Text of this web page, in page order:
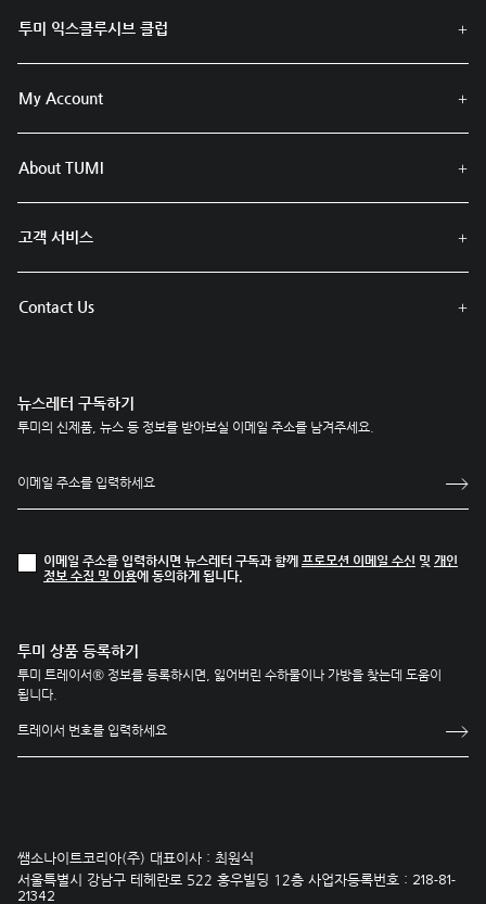
투미 익스클루시브 클럽
My Account
About TUMI
고객 서비스
Contact Us
뉴스레터 구독하기
투미의 신제품, 뉴스 등 정보를 받아보실 이메일 주소를 남겨주세요.
이메일 주소를 입력하시면 뉴스레터 구독과 함께 프로모션 이메일 수신 및 개인
정보 수집 및 이용에 동의하게 됩니다.
투미 상품 등록하기
투미 트레이서® 정보를 등록하시면, 잃어버린 수하물이나 가방을 찾는데 도움이
됩니다.
쌤소나이트코리아(주) 대표이사 : 최원식
서울특별시 강남구 테헤란로 522 홍우빌딩 12층 사업자등록번호 : 218-81-
21342